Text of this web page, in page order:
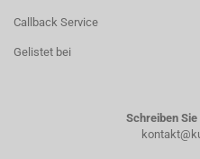
Callback Service
Gelistet bei
Schreiben Sie